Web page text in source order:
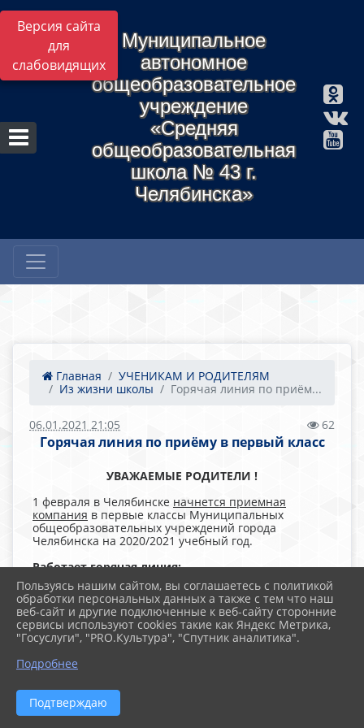
Версия сайта
для
слабовидящих
Муниципальное
автономное
общеобразовательное
учреждение
«Средняя
общеобразовательная
школа № 43 г.
Челябинска»
Главная
УЧЕНИКАМ И РОДИТЕЛЯМ
Из жизни школы
Горячая линия по приём...
06.01.2021 21:05 62
Горячая линия по приёму в первый класс
УВАЖАЕМЫЕ РОДИТЕЛИ !
1 февраля в Челябинске начнется приемная
компания в первые классы Муниципальных
общеобразовательных учреждений города
Челябинска на 2020/2021 учебный год.
Работает горячая линия:
1. В МАОУ "СОШ № 43 г. Челябинска": 262-35-98,
262-05-74
2. МКУ "ЦОДОО города Челябинска" структурное
подразделение по Советскому району (Проспект
Ленина, 89): 265-58-31
График работы специалиста с гражданами:
Понедельник с 14.00 до 17.30
3. В Комитете по делам образования города
Челябинска:
Пользуясь нашим сайтом, вы соглашаетесь с политикой
обработки персональных данных а также с тем что наш
веб-сайт и другие подключенные к веб-сайту сторонние
сервисы используют cookies такие как Яндекс Метрика,
"Госуслуги", "PRO.Культура", "Спутник аналитика".
Подробнее
Подтверждаю